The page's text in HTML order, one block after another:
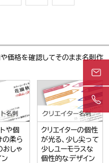
価格を確認してそのまま名刺作
や個
の柔ら
おしゃ
クリエイターの個性
が光る、少し尖って
少しユーモラスな
個性的なデザイン